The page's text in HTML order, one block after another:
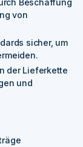
von
sicher, um
der Lieferkette
und